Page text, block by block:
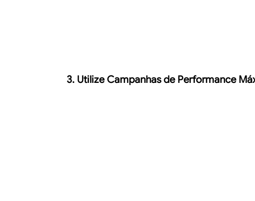
3. Utilize Campanhas de Performance